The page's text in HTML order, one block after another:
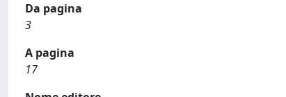
Da pagina
3
A pagina
17